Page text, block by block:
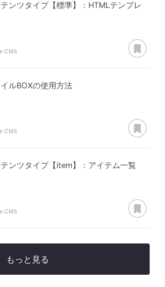
テンツタイプ【標準】：HTMLテンプレ
CMS
ルBOXの使用方法
CMS
テンツタイプ【item】：アイテム一覧
CMS
もっと見る